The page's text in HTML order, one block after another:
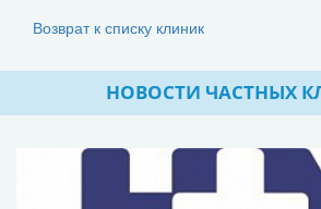
Возврат к списку клиник
НОВОСТИ ЧАСТНЫХ